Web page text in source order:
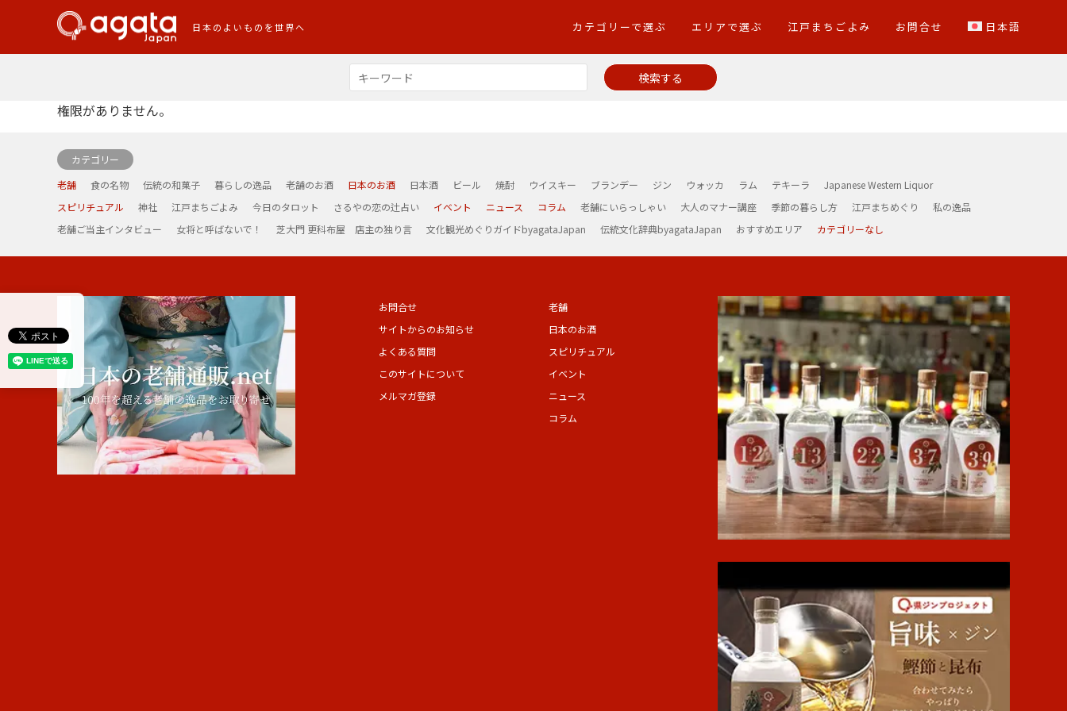
日本のよいものを世界へ カテゴリーで選ぶ エリアで選ぶ 江戸まちごよみ お問合せ 日本語
権限がありません。
カテゴリー
老舗
食の名物 伝統の和菓子 暮らしの逸品 老舗のお酒 日本のお酒 日本酒 ビール 焼酎 ウイスキー ブランデー ジン ウォッカ ラム テキーラ
Japanese Western Liquor
スピリチュアル
神社 江戸まちごよみ 今日のタロット さるやの恋の辻占い イベント ニュース コラム 老舗にいらっしゃい 大人のマナー講座 季節の暮らし方 江戸まちめぐり
私の逸品
老舗ご当主インタビュー
女将と呼ばないで！ 芝大門 更科布屋 店主の独り言 文化観光めぐりガイドbyagataJapan 伝統文化辞典byagataJapan おすすめエリア カテゴリーなし
お問合せ
サイトからのお知らせ
よくある質問
このサイトについて
メルマガ登録
老舗
日本のお酒
スピリチュアル
イベント
ニュース
コラム